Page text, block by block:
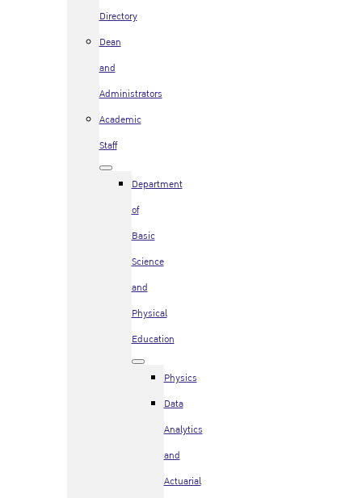
Directory
Dean
and
Administrators
Academic
Staff
Department
of
Basic
Science
and
Physical
Education
Physics
Data
Analytics
and
Actuarial